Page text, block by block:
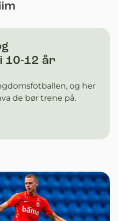
10-12 år
og her
de bør trene på.